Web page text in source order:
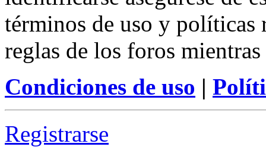
términos de uso y políticas
reglas de los foros
Condiciones de uso |
Registrarse